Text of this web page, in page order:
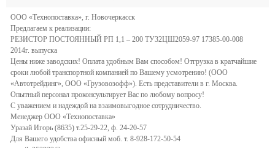
ООО «Технопоставка», г. Новочеркасск
Предлагаем к реализации:
РЕЗИСТОР ПОСТОЯННЫЙ РП 1,1 – 200 ТУ32ЦШ2059-97 17385-00-008
2014г. выпуска
Цены ниже заводских! Оплата удобным Вам способом! Отгрузка в кратчайшие
сроки любой транспортной компанией по Вашему усмотрению! (ООО
«Автотрейдинг», ООО «Грузовозофф»). Есть представители в г. Москва.
Опытный персонал проконсультирует Вас по любому вопросу!
С уважением и надеждой на взаимовыгодное сотрудничество.
Менеджер ООО «Технопоставка»
Уразай Игорь (8635) т.25-29-22, ф. 24-20-57
Для Вашего удобства офисный моб. т. 8-928-172-50-54